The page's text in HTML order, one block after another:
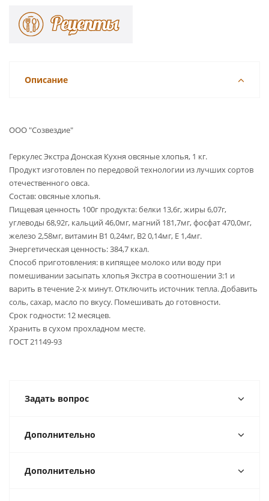
Описание
ООО "Созвездие"
Геркулес Экстра Донская Кухня овсяные хлопья, 1 кг.
Продукт изготовлен по передовой технологии из лучших сортов
отечественного овса.
Состав: овсяные хлопья.
Пищевая ценность 100г продукта: белки 13,6г, жиры 6,07г,
углеводы 68,92г, кальций 46,0мг, магний 181,7мг, фосфат 470,0мг,
железо 2,58мг, витамин В1 0,24мг, В2 0,14мг, Е 1,4мг.
Энергетическая ценность: 384,7 ккал.
Способ приготовления: в кипящее молоко или воду при
помешивании засыпать хлопья Экстра в соотношении 3:1 и
варить в течение 2-х минут. Отключить источник тепла. Добавить
соль, сахар, масло по вкусу. Помешивать до готовности.
Срок годности: 12 месяцев.
Хранить в сухом прохладном месте.
ГОСТ 21149-93
Задать вопрос
Дополнительно
Дополнительно